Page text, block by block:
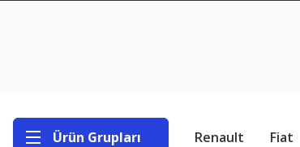
Ürün Grupları Renault Fiat